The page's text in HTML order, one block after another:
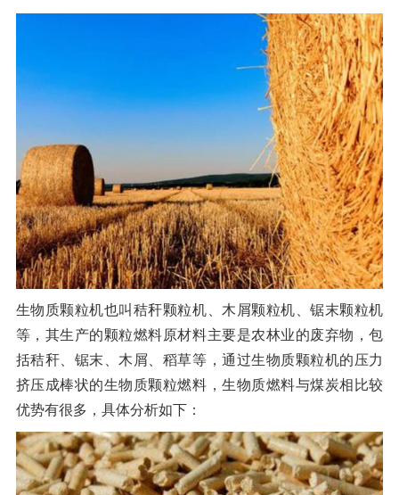
轮胎钢丝分离机 通用型粉碎机
颚式破碎机
立轴冲击式破碎机
重型锤式破碎机 移动式破碎站
生物质颗粒机
液压打包机
封闭式破碎系统 废轮胎热解系统
分选分离设备
风选机 滚筒筛
磁选机 涡电流分选机
脉冲除尘器 轮胎抽丝机
联系我们
生物质颗粒机也叫秸秆颗粒机、木屑颗粒机、锯末颗粒机
等，其生产的颗粒燃料原材料主要是农林业的废弃物，包
括秸秆、锯末、木屑、稻草等，通过生物质颗粒机的压力
挤压成棒状的生物质颗粒燃料，生物质燃料与煤炭相比较
优势有很多，具体分析如下：